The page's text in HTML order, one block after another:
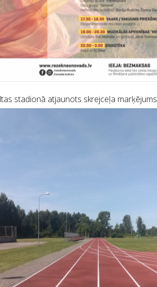
stadionā atjaunots skrejceļa marķējums